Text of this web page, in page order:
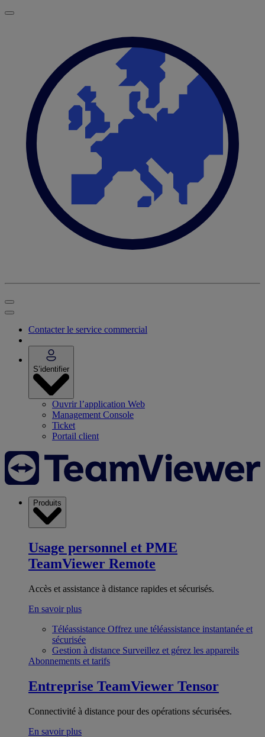
Contacter le service commercial
S’identifier
Ouvrir l’application Web
Management Console
Ticket
Portail client
Produits
Usage personnel et PME
TeamViewer Remote
Accès et assistance à distance rapides et sécurisés.
En savoir plus
Téléassistance Offrez une téléassistance instantanée et
sécurisée
Gestion à distance Surveillez et gérez les appareils
Abonnements et tarifs
Entreprise TeamViewer Tensor
Connectivité à distance pour des opérations sécurisées.
En savoir plus